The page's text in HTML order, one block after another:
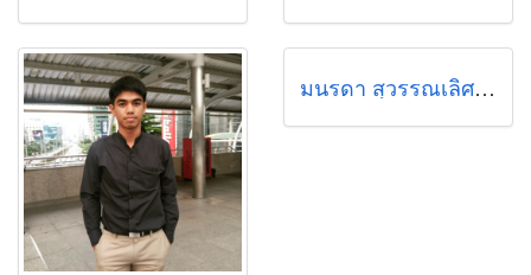
มนรดา สุวรรณเลิศเจริญ